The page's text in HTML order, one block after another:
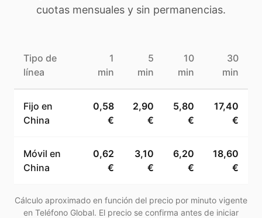
cuotas mensuales y sin permanencias.
Tipo de
línea
1
min
5
min
10
min
30
min
Fijo en
China
0,58
€
2,90
€
5,80
€
17,40
€
Móvil en
China
0,62
€
3,10
€
6,20
€
18,60
€
Cálculo aproximado en función del precio por minuto vigente
en Teléfono Global. El precio se confirma antes de iniciar